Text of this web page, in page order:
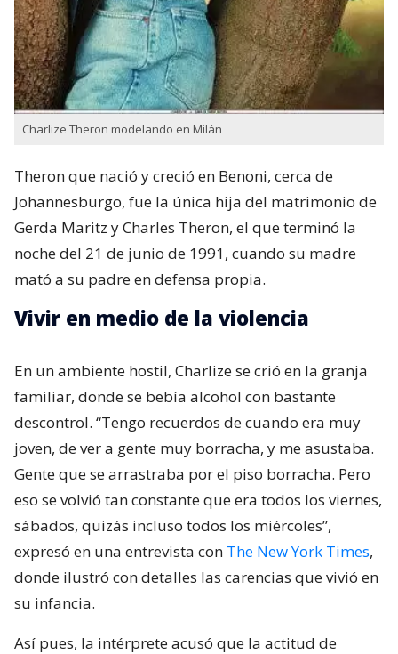
Charlize Theron modelando en Milán
Theron que nació y creció en Benoni,​ cerca de
Johannesburgo, fue la única hija del matrimonio de
Gerda Maritz​ y Charles Theron, el que terminó la
noche del 21 de junio de 1991, cuando su madre
mató a su padre en defensa propia.
Vivir en medio de la violencia
En un ambiente hostil, Charlize se crió en la granja
familiar, donde se bebía alcohol con bastante
descontrol. “Tengo recuerdos de cuando era muy
joven, de ver a gente muy borracha, y me asustaba.
Gente que se arrastraba por el piso borracha. Pero
eso se volvió tan constante que era todos los viernes,
sábados, quizás incluso todos los miércoles”,
expresó en una entrevista con The New York Times,
donde ilustró con detalles las carencias que vivió en
su infancia.
Así pues, la intérprete acusó que la actitud de